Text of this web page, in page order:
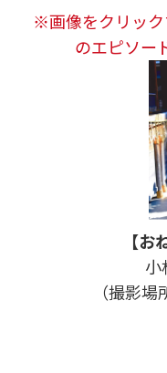
※画像をクリック
のエピソー
【お
小
（撮影